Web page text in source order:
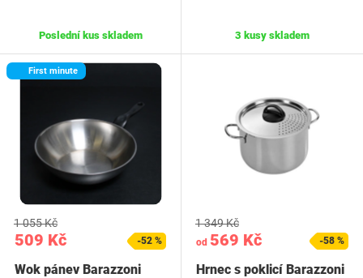
Poslední kus skladem 3 kusy skladem
First minute
509 Kč
1 055 Kč
-52 %
Wok pánev Barazzoni
od 569 Kč
1 349 Kč
-58 %
Hrnec s poklicí Barazzoni